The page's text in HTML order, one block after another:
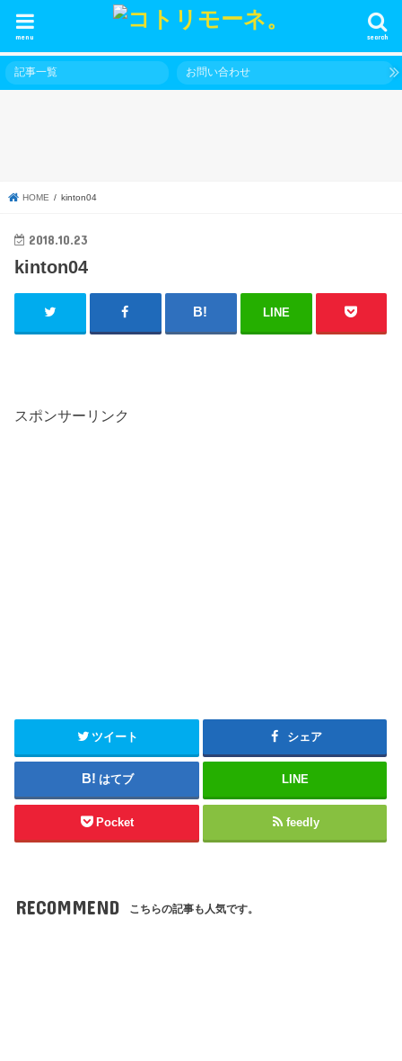
search
menu
記事一覧 お問い合わせ
HOME kinton04
2018.10.23
kinton04
LINE
スポンサーリンク
ツイート シェア
はてブ LINE
Pocket feedly
RECOMMEND こちらの記事も人気です。